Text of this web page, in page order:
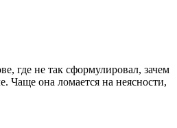
где не так сформулировал, зачем
Чаще она ломается на неясности,